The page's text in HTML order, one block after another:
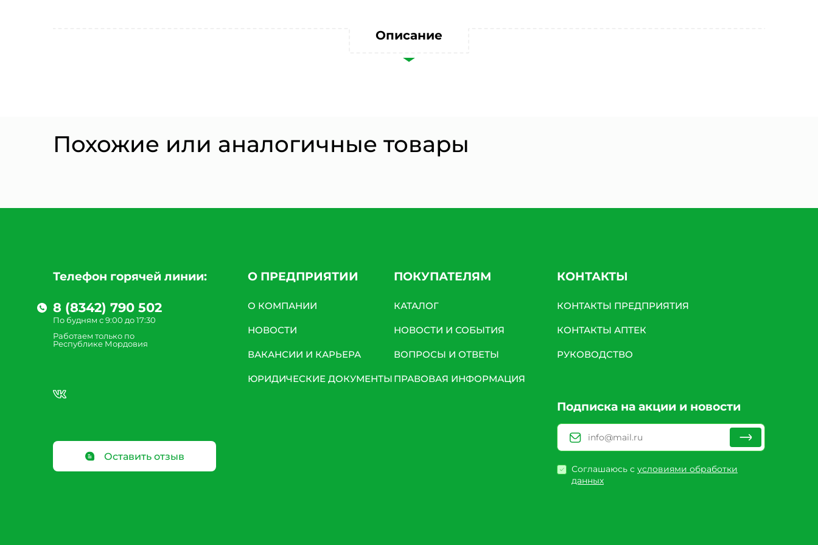
Описание
Похожие или аналогичные товары
Телефон горячей линии:
8 (8342) 790 502
По будням с 9:00 до 17:30
Работаем только по
Республике Мордовия
Оставить отзыв
О ПРЕДПРИЯТИИ
О КОМПАНИИ
НОВОСТИ
ВАКАНСИИ И КАРЬЕРА
ЮРИДИЧЕСКИЕ ДОКУМЕНТЫ
ПОКУПАТЕЛЯМ
КАТАЛОГ
НОВОСТИ И СОБЫТИЯ
ВОПРОСЫ И ОТВЕТЫ
ПРАВОВАЯ ИНФОРМАЦИЯ
КОНТАКТЫ
КОНТАКТЫ ПРЕДПРИЯТИЯ
КОНТАКТЫ АПТЕК
РУКОВОДСТВО
Подписка на акции и новости
Соглашаюсь с условиями обработки
данных